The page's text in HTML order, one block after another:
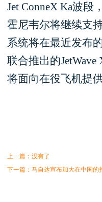
Jet ConneX Ka波
霍尼韦尔将继续支
系统将在最近发布
联合推出的
将面向在役飞机提
上一篇：没有了
下一篇： 马自达宣布加大在中国的